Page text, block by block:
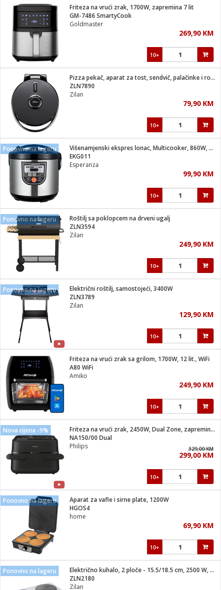
metar
mesa
kafu
ostalo
pribor
pribor
Vitrine
Sušilica
/ Zdravlje
za kosu
brijanje
program
pribor
materijal
i kutije
osigurači
gorivo
brave
Friteza na vrući zrak, 1700W, zapremina 7 lit
GM-7486 SmartyCook
Goldmaster
269,90 KM
10+
Pizza pekač, aparat za tost, sendvič, palačinke i roštilj
ZLN7890
Zilan
79,90 KM
10+
Ponovno na lageru
Višenamjenski ekspres lonac, Multicooker, 860W, 5 lit.
EKG011
Esperanza
99,90 KM
10+
Ponovno na lageru
Roštilj sa poklopcem na drveni ugalj
ZLN3594
Zilan
249,90 KM
10+
Ponovno na lageru
Električni roštilj, samostojeći, 3400W
ZLN3789
Zilan
129,90 KM
10+
Friteza na vrući zrak sa grilom, 1700W, 12 lit., WiFi
A80 WiFi
Amiko
249,90 KM
10+
Nova cijena -9%
Friteza na vrući zrak, 2450W, Dual Zone, zapremina 7 lit.
NA150/00 Dual
Philips
329,00 KM
299,00 KM
10+
Ponovno na lageru
Aparat za vafle i sirne plate, 1200W
HGOS4
home
69,90 KM
10+
Ponovno na lageru
Električno kuhalo, 2 ploče - 15.5/18.5 cm, 2500 W, bijela
ZLN2180
Zilan